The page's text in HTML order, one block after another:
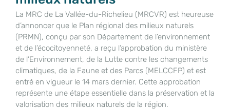
La MRC de La Vallée-du-Richelieu (MRCVR) est heureuse
d’annoncer que le Plan régional des milieux naturels
(PRMN), conçu par son Département de l’environnement
et de l’écocitoyenneté, a reçu l’approbation du ministère
de l’Environnement, de la Lutte contre les changements
climatiques, de la Faune et des Parcs (MELCCFP) et est
entré en vigueur le 14 mars dernier. Cette approbation
représente une étape essentielle dans la préservation et la
valorisation des milieux naturels de la région.